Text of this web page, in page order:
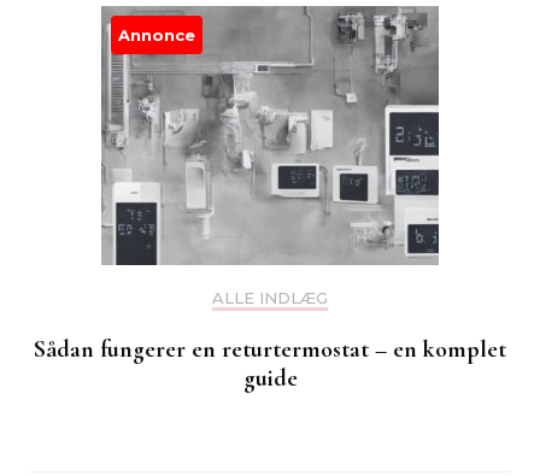
Annonce
ALLE INDLÆG
Sådan fungerer en returtermostat – en komplet
guide